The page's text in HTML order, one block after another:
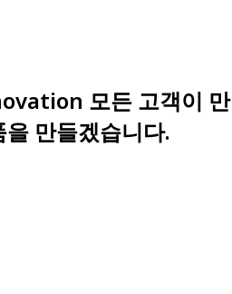
모든 고객이 만
만들겠습니다.